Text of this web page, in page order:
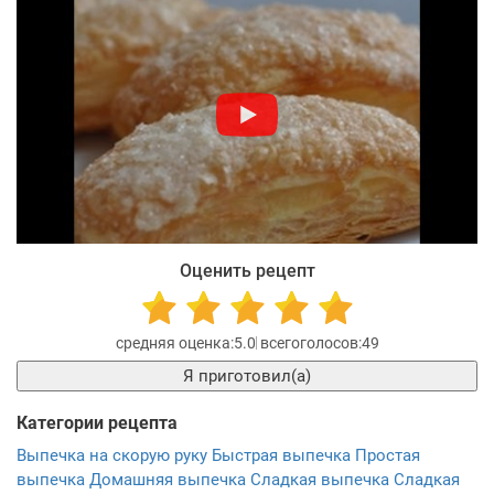
Оценить рецепт
5.0 49
Я приготовил(а)
Категории рецепта
Выпечка на скорую руку Быстрая выпечка Простая
выпечка Домашняя выпечка Сладкая выпечка Сладкая